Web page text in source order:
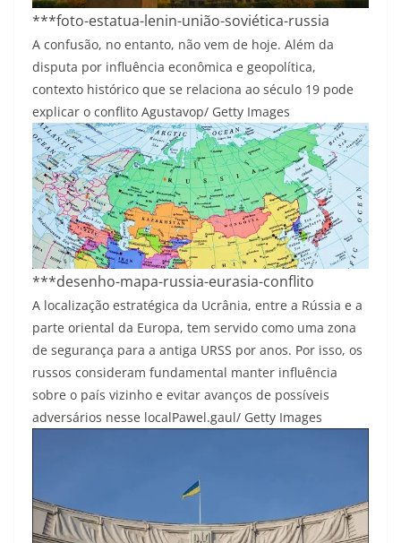
***foto-estatua-lenin-união-soviética-russia
A confusão, no entanto, não vem de hoje. Além da
disputa por influência econômica e geopolítica,
contexto histórico que se relaciona ao século 19 pode
explicar o conflito Agustavop/ Getty Images
***desenho-mapa-russia-eurasia-conflito
A localização estratégica da Ucrânia, entre a Rússia e a
parte oriental da Europa, tem servido como uma zona
de segurança para a antiga URSS por anos. Por isso, os
russos consideram fundamental manter influência
sobre o país vizinho e evitar avanços de possíveis
adversários nesse localPawel.gaul/ Getty Images